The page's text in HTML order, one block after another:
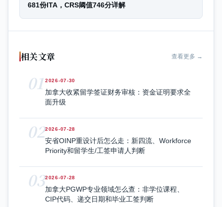
681份ITA，CRS阈值746分详解
相关文章 查看更多 →
01 2026-07-30
加拿大收紧留学签证财务审核：资金证明要求全
面升级
022026-07-28
安省OINP重设计后怎么走：新四流、Workforce
Priority和留学生/工签申请人判断
032026-07-28
加拿大PGWP专业领域怎么查：非学位课程、
CIP代码、递交日期和毕业工签判断